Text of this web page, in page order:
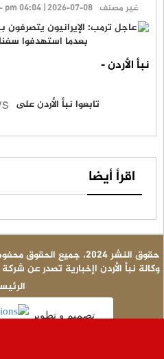
غير مصنف pm 04:04 | 2026-07-08 - الأربعاء
نبأ الأردن -
تابعوا نبأ الأردن على
اقرأ أيضا
© حقوق النشر 2024، جميع الحقوق محفوظة | نبأ الأردن
وكالة نبأ الأردن اإخبارية تصدر عن
تصميم و تطوير